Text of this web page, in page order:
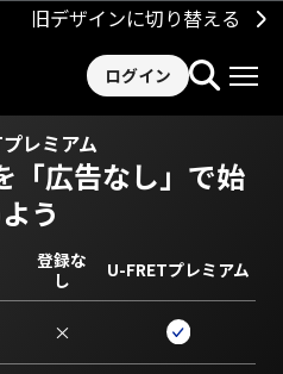
旧デザインに切り替える
ログイン
レミアム
「広告なし」で始
う
登録な
し
U-FRETプレミアム
×